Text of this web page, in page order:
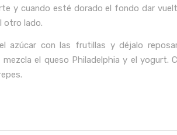
y cuando esté dorado el fondo dar
otro lado.
azúcar con las frutillas y déjalo
el queso Philadelphia y el yogurt.